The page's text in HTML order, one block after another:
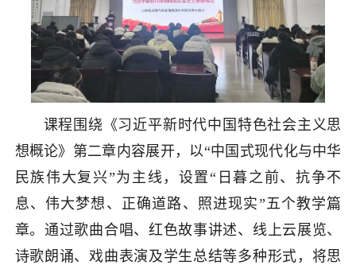
课程围绕《习近平新时代中国特色社会主义思
想概论》第二章内容展开，以“中国式现代化与中华
民族伟大复兴”为主线，设置“日暮之前、抗争不
息、伟大梦想、正确道路、照进现实”五个教学篇
章。通过歌曲合唱、红色故事讲述、线上云展览、
诗歌朗诵、戏曲表演及学生总结等多种形式，将思